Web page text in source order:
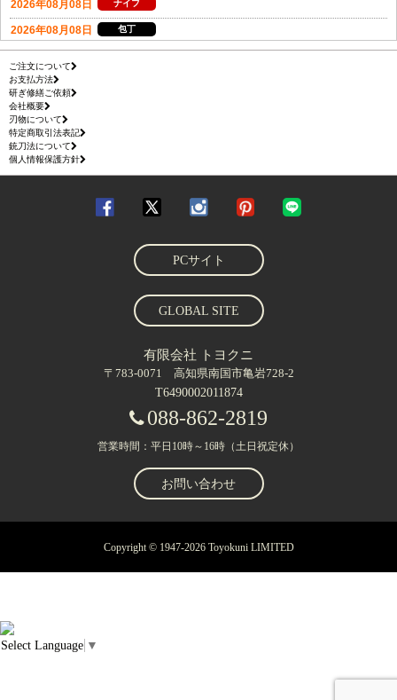
ご注文について
お支払方法
研ぎ修繕ご依頼
会社概要
刃物について
特定商取引法表記
銃刀法について
個人情報保護方針
PCサイト
GLOBAL SITE
有限会社 トヨクニ
〒783-0071 高知県南国市亀岩728-2
T6490002011874
088-862-2819
営業時間：平日10時～16時（土日祝定休）
お問い合わせ
Copyright © 1947-2026 Toyokuni LIMITED
Select Language ▼